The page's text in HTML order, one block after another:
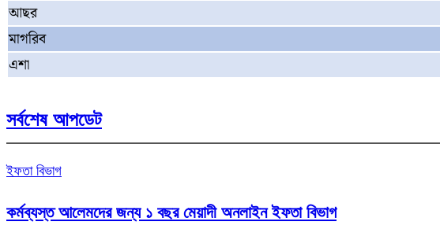
আছর
মাগরিব
এশা
সর্বশেষ আপডেট
ইফতা বিভাগ
কর্মব্যস্ত আলেমদের জন্য ১ বছর মেয়াদী অনলাইন ইফতা বিভাগ